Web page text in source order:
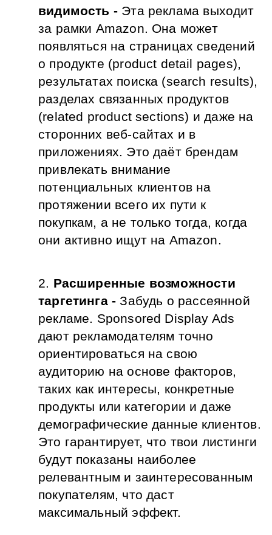
видимость - Эта реклама выходит
за рамки Amazon. Она может
появляться на страницах сведений
о продукте (product detail pages),
результатах поиска (search results),
разделах связанных продуктов
(related product sections) и даже на
сторонних веб-сайтах и ​​в
приложениях. Это даёт брендам
привлекать внимание
потенциальных клиентов на
протяжении всего их пути к
покупкам, а не только тогда, когда
они активно ищут на Amazon.
Расширенные возможности
таргетинга - Забудь о рассеянной
рекламе. Sponsored Display Ads
дают рекламодателям точно
ориентироваться на свою
аудиторию на основе факторов,
таких как интересы, конкретные
продукты или категории и даже
демографические данные клиентов.
Это гарантирует, что твои листинги
будут показаны наиболее
релевантным и заинтересованным
покупателям, что даст
максимальный эффект.